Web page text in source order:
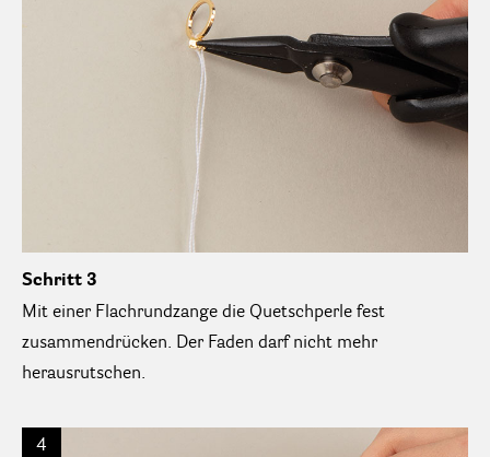
Schritt 3
Mit einer Flachrundzange die Quetschperle fest
zusammendrücken. Der Faden darf nicht mehr
herausrutschen.
4